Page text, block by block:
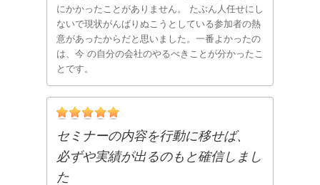
にかかったことがありません。 たぶん人任せにし
ないで現状がんばりぬこうとしている参加者の熱
意があったからだと思いました。一番よかったの
は、 今 の自分の会社のやるべきことが分かったこ
とです 。
セミナーの内容を行動に移せば、
必ずや実績が出るのもと確信しまし
た